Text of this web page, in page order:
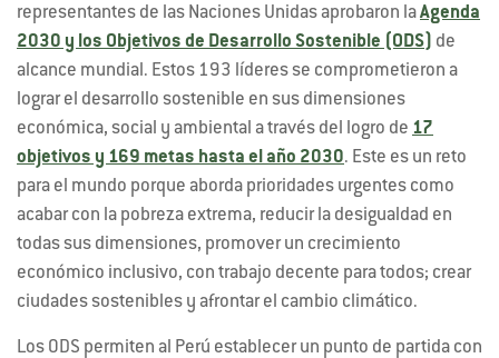
representantes de las Naciones Unidas aprobaron laAgenda
2030 y los Objetivos de Desarrollo Sostenible (ODS)
de
alcance mundial. Estos 193 líderes se comprometieron a
lograr el desarrollo sostenible en sus dimensiones
económica, social y ambiental a través del logro de 17
objetivos y 169 metas hasta el año 2030. Este es un reto
para el mundo porque aborda prioridades urgentes como
acabar con la pobreza extrema, reducir la desigualdad en
todas sus dimensiones, promover un crecimiento
económico inclusivo, con trabajo decente para todos; crear
ciudades sostenibles y afrontar el cambio climático.
Los ODS permiten al Perú establecer un punto de partida con